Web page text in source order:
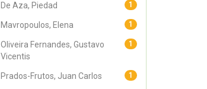
1
De Aza, Piedad
1
Mavropoulos, Elena
1
Oliveira Fernandes, Gustavo
Vicentis
1
Prados-Frutos, Juan Carlos